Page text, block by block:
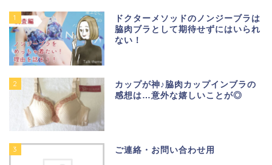
1
ドクターメソッドのノンジーブラは
脇肉ブラとして期待せずにはいられ
ない！
2
カップが神♪脇肉カップインブラの
感想は…意外な嬉しいことが◎
3 ご連絡・お問い合わせ用